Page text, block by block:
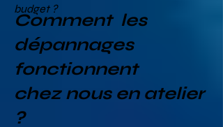
budget ?
Comment les
dépannages
fonctionnent
chez nous en atelier
?